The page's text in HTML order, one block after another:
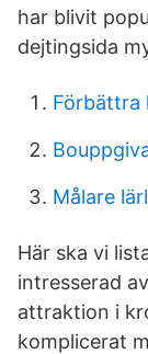
har blivit
dejtingsida
Förbättra
Målare
Här ska vi
intresserad
attraktion i
komplicerat